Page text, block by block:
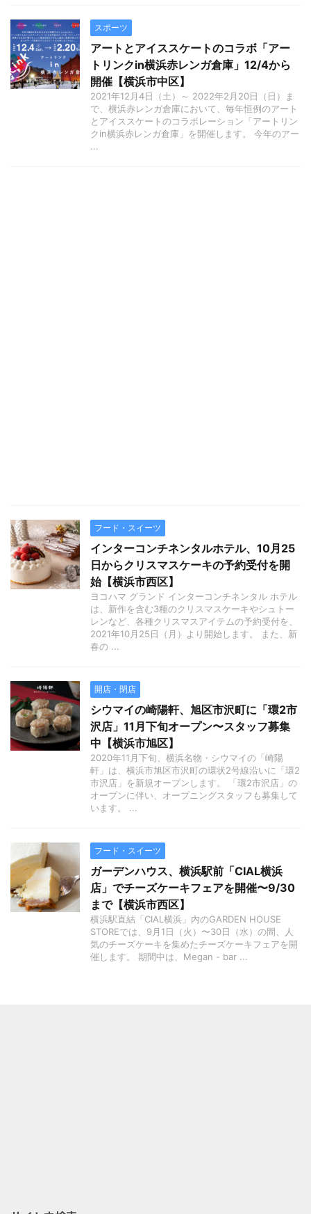
スポーツ
アートとアイススケートのコラボ「アー
トリンクin横浜赤レンガ倉庫」12/4から
開催【横浜市中区】
2021年12月4日（土）～ 2022年2月20日（日）ま
で、横浜赤レンガ倉庫において、毎年恒例のアート
とアイススケートのコラボレーション「アートリン
クin横浜赤レンガ倉庫」を開催します。 今年のアー
...
フード・スイーツ
インターコンチネンタルホテル、10月25
日からクリスマスケーキの予約受付を開
始【横浜市西区】
ヨコハマ グランド インターコンチネンタル ホテル
は、新作を含む3種のクリスマスケーキやシュトー
レンなど、各種クリスマスアイテムの予約受付を、
2021年10月25日（月）より開始します。 また、新
春の ...
開店・閉店
シウマイの崎陽軒、旭区市沢町に「環2市
沢店」11月下旬オープン〜スタッフ募集
中【横浜市旭区】
2020年11月下旬、横浜名物・シウマイの「崎陽
軒」は、横浜市旭区市沢町の環状2号線沿いに「環2
市沢店」を新規オープンします。 「環2市沢店」の
オープンに伴い、オープニングスタッフも募集して
います。 ...
フード・スイーツ
ガーデンハウス、横浜駅前「CIAL横浜
店」でチーズケーキフェアを開催〜9/30
まで【横浜市西区】
横浜駅直結「CIAL横浜」内のGARDEN HOUSE
STOREでは、9月1日（火）〜30日（水）の間、人
気のチーズケーキを集めたチーズケーキフェアを開
催します。 期間中は、Megan - bar ...